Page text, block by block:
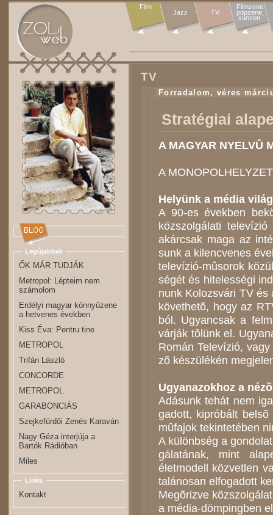
Film
Jazz TV
Filmzene
popzene,
sanzon
TV
Forradalom, véres
Stratégiai
A MAGYAR NYELVÛ
A
Helyünk a média
A 90-es évek­ben
köz­szol­gá­la­ti
akárcsak ma­ga az
sunk a ki­lenc­ve­nes
te­le­ví­zió-mû­so­rok
sé­gét és hi­te­les­sé­gi
nunk Ko­lozs­vá­ri TV
kö­vet­he­tõ, hogy az
ból. Ugyan­csak a
vár­ják tõ­lünk el.
Ro­mán Te­le­ví­zió,
zõ ké­szü­lé­kén
Ugyan­azok­hoz a
Adá­sunk te­hát nem
ga­dott, ki­pró­bált
mû­faj­ok te­kin­te­té­ben
A kü­lönb­ség a
gá­la­tá­nak, mint
életmodell közvetlen
ta­lá­no­san el­fo­ga­dott
Meg­õriz­ve
a mé­dia-döm­ping­ben
Legújabbak
ŐK MÁR TUDJÁK
Metropol: Lépteim nem
számolom
Erdélyi magyar könnyûzene
a hetvenes években
Kiss Éva: Pentru tine
METROPOL
Trifán László
CONCORDE
METROPOL
GARABONCIÁS
Szejkefürdõi Zenés Karaván
Nagy Géza interjúja a
Bartók Rádióban
Miles
Links
Kontakt